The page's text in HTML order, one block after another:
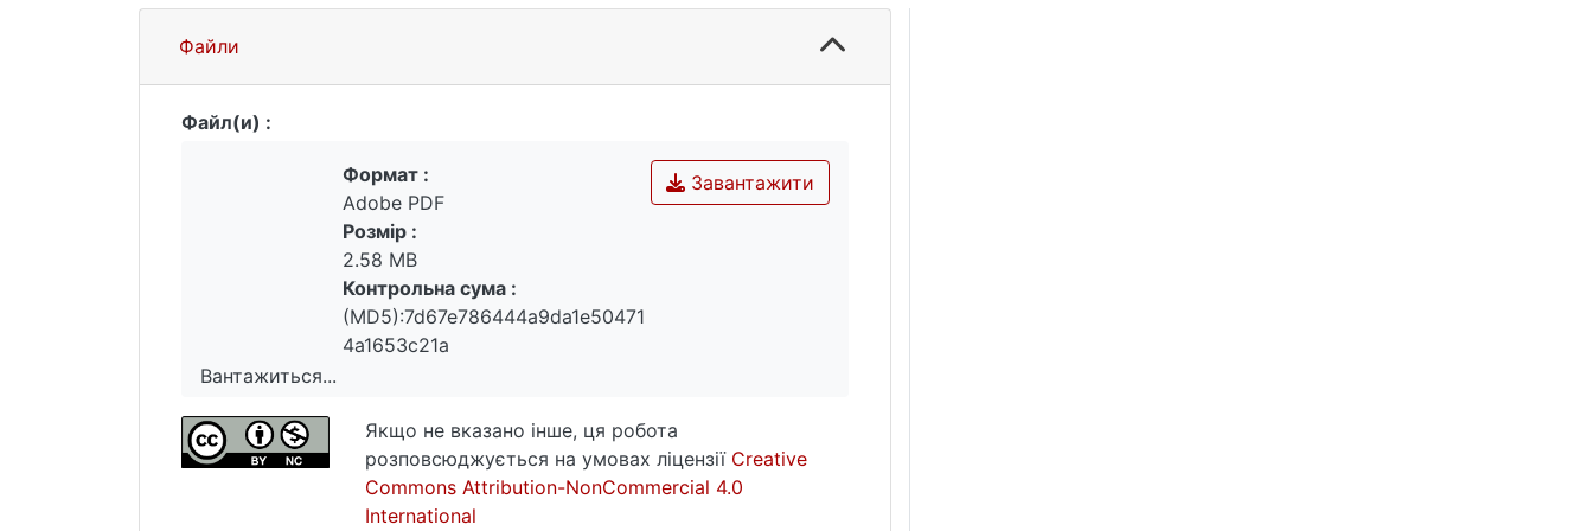
Файли
Файл(и) :
Вантажиться...
Вантажиться...
Завантажити
Формат :
Adobe PDF
Розмір :
2.58 MB
Контрольна сума :
(MD5):7d67e786444a9da1e50471
4a1653c21a
Якщо не вказано інше, ця робота
розповсюджується на умовах ліцензії Creative
Commons Attribution-NonCommercial 4.0
International